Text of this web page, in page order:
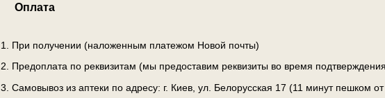
Оплата
1. При получении (наложенным платежом Новой почты)
2. Предоплата по реквизитам (мы предоставим реквизиты во время
3. Самовывоз из аптеки по адресу: г. Киев, ул. Белорусская 17 (11 минут пешком